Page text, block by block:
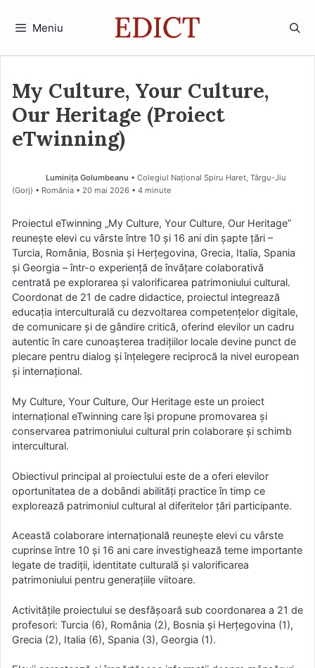
Meniu
My Culture, Your Culture,
Our Heritage (Proiect
eTwinning)
Luminița Golumbeanu • Colegiul Național Spiru Haret, Târgu-Jiu
(Gorj) • România
20 mai 2026 • 4 minute
Proiectul eTwinning „My Culture, Your Culture, Our Heritage”
reunește elevi cu vârste între 10 și 16 ani din șapte țări –
Turcia, România, Bosnia și Herțegovina, Grecia, Italia, Spania
și Georgia – într-o experiență de învățare colaborativă
centrată pe explorarea și valorificarea patrimoniului cultural.
Coordonat de 21 de cadre didactice, proiectul integrează
educația interculturală cu dezvoltarea competențelor digitale,
de comunicare și de gândire critică, oferind elevilor un cadru
autentic în care cunoașterea tradițiilor locale devine punct de
plecare pentru dialog și înțelegere reciprocă la nivel european
și internațional.
My Culture, Your Culture, Our Heritage este un proiect
internațional eTwinning care își propune promovarea și
conservarea patrimoniului cultural prin colaborare și schimb
intercultural.
Obiectivul principal al proiectului este de a oferi elevilor
oportunitatea de a dobândi abilități practice în timp ce
explorează patrimoniul cultural al diferitelor țări participante.
Această colaborare internațională reunește elevi cu vârste
cuprinse între 10 și 16 ani care investighează teme importante
legate de tradiții, identitate culturală și valorificarea
patrimoniului pentru generațiile viitoare.
Activitățile proiectului se desfășoară sub coordonarea a 21 de
profesori: Turcia (6), România (2), Bosnia și Herțegovina (1),
Grecia (2), Italia (6), Spania (3), Georgia (1).